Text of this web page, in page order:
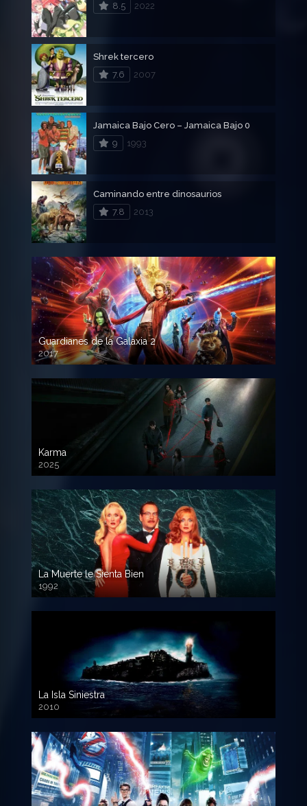
8.5
2022
Shrek tercero
7.6
2007
Jamaica Bajo Cero – Jamaica Bajo 0
9
1993
Caminando entre dinosaurios
7.8
2013
Guardianes de la Galaxia 2
2017
720p HD
Karma
2025
La Muerte le Sienta Bien
1992
720p HD
La Isla Siniestra
2010
720p HD